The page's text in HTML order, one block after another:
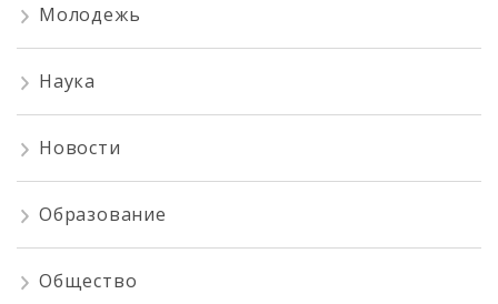
Молодежь
Наука
Новости
Образование
Общество